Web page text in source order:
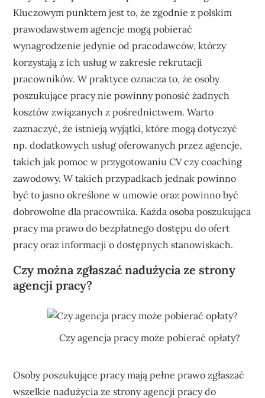
Kluczowym punktem jest to, że zgodnie z polskim
prawodawstwem agencje mogą pobierać
wynagrodzenie jedynie od pracodawców, którzy
korzystają z ich usług w zakresie rekrutacji
pracowników. W praktyce oznacza to, że osoby
poszukujące pracy nie powinny ponosić żadnych
kosztów związanych z pośrednictwem. Warto
zaznaczyć, że istnieją wyjątki, które mogą dotyczyć
np. dodatkowych usług oferowanych przez agencje,
takich jak pomoc w przygotowaniu CV czy coaching
zawodowy. W takich przypadkach jednak powinno
być to jasno określone w umowie oraz powinno być
dobrowolne dla pracownika. Każda osoba poszukująca
pracy ma prawo do bezpłatnego dostępu do ofert
pracy oraz informacji o dostępnych stanowiskach.
Czy można zgłaszać nadużycia ze strony
agencji pracy?
Czy agencja pracy może pobierać opłaty?
Osoby poszukujące pracy mają pełne prawo zgłaszać
wszelkie nadużycia ze strony agencji pracy do